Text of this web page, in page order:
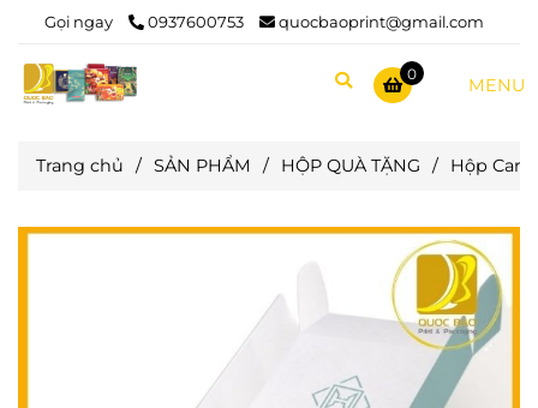
Gọi ngay 0937600753 quocbaoprint@gmail.com
0
MENU
Trang chủ / SẢN PHẨM / HỘP QUÀ TẶNG / Hộp